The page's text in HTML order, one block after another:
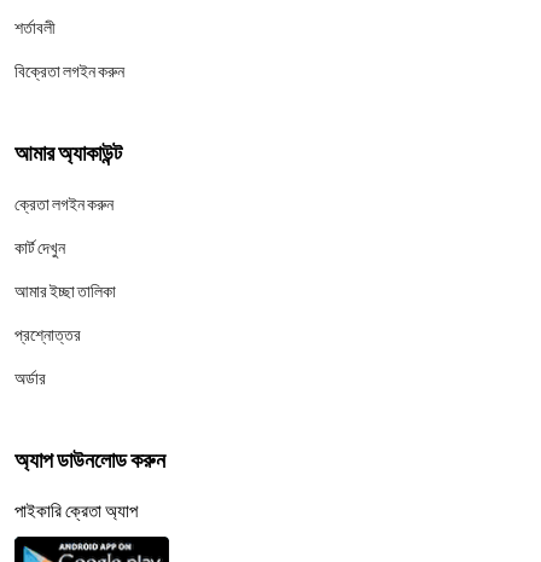
শর্তাবলী
বিক্রেতা লগইন করুন
আমার অ্যাকাউন্ট
ক্রেতা লগইন করুন
কার্ট দেখুন
আমার ইচ্ছা তালিকা
প্রশ্নোত্তর
অর্ডার
অ্যাপ ডাউনলোড করুন
পাইকারি ক্রেতা অ্যাপ